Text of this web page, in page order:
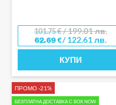
101.75€/ 199.01 лв.
62.69€/ 122.61 лв.
КУПИ
ПРОМО -21%
БЕЗПЛАТНА ДОСТАВКА С BOX NOW